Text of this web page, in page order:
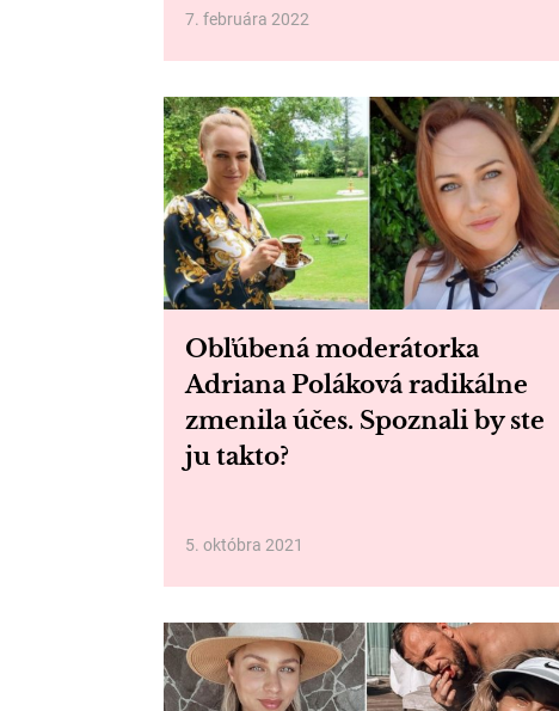
7. februára 2022
Obľúbená moderátorka
Adriana Poláková radikálne
zmenila účes. Spoznali by ste
ju takto?
5. októbra 2021